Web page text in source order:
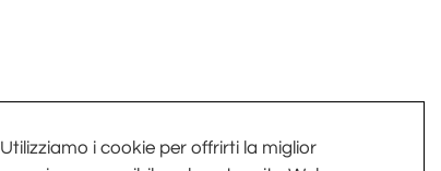
Utilizziamo i cookie per offrirti la miglior